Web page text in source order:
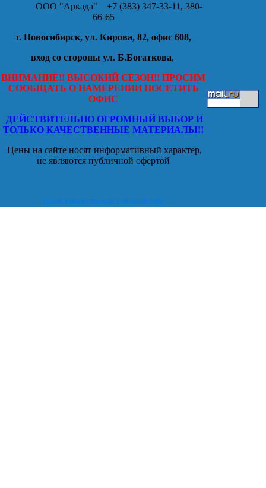
ООО "Аркада" +7 (383) 347-33-11, 380-
66-65
г. Новосибирск, ул. Кирова, 82, офис 608,
вход со стороны ул. Б.Богаткова,
ВНИМАНИЕ!! ВЫСОКИЙ СЕЗОН!! ПРОСИМ
СООБЩАТЬ О НАМЕРЕНИИ ПОСЕТИТЬ
ОФИС
ДЕЙСТВИТЕЛЬНО ОГРОМНЫЙ ВЫБОР И
ТОЛЬКО КАЧЕСТВЕННЫЕ МАТЕРИАЛЫ!!
Цены на сайте носят информативный характер,
не являются публичной офертой
Пользовательское соглашение